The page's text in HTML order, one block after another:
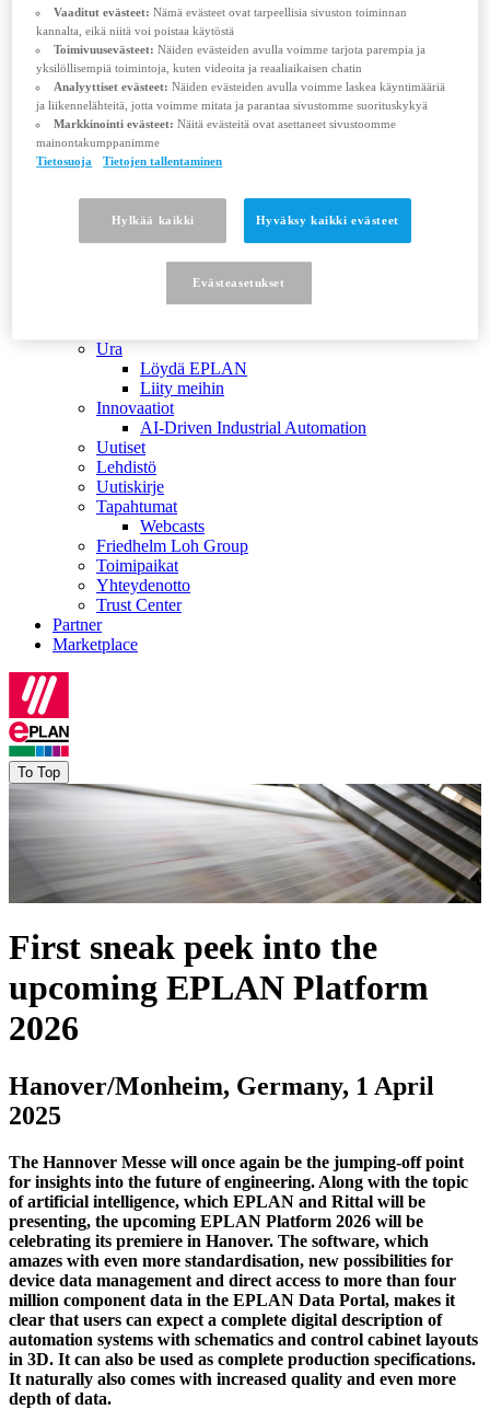
Close
PALVELUT
Konsultointi
Koulutus
EPLAN Certified Engineer
Koulutuskalenteri EPLAN Electric P8
Koulutuskalenteri EPLAN muut tuotteet
Asiakasratkaisut
EPLAN Global Support
Tietoa meistä
Ura
Löydä EPLAN
Liity meihin
Innovaatiot
AI-Driven Industrial Automation
Uutiset
Lehdistö
Uutiskirje
Tapahtumat
Webcasts
Friedhelm Loh Group
Toimipaikat
Yhteydenotto
Trust Center
Partner
Marketplace
To Top
First sneak peek into the
upcoming EPLAN Platform
2026
Hanover/Monheim, Germany, 1 April
2025
The Hannover Messe will once again be the jumping-off point
for insights into the future of engineering. Along with the topic
of artificial intelligence, which EPLAN and Rittal will be
presenting, the upcoming EPLAN Platform 2026 will be
celebrating its premiere in Hanover. The software, which
amazes with even more standardisation, new possibilities for
device data management and direct access to more than four
million component data in the EPLAN Data Portal, makes it
clear that users can expect a complete digital description of
automation systems with schematics and control cabinet layouts
in 3D. It can also be used as complete production specifications.
It naturally also comes with increased quality and even more
depth of data.
Vaaditut evästeet: Nämä evästeet ovat tarpeellisia sivuston toiminnan
kannalta, eikä niitä voi poistaa käytöstä
Toimivuusevästeet: Näiden evästeiden avulla voimme tarjota parempia ja
yksilöllisempiä toimintoja, kuten videoita ja reaaliaikaisen chatin
Analyyttiset evästeet: Näiden evästeiden avulla voimme laskea käyntimääriä
ja liikennelähteitä, jotta voimme mitata ja parantaa sivustomme suorituskykyä
Markkinointi evästeet: Näitä evästeitä ovat asettaneet sivustoomme
mainontakumppanimme
Tietosuoja
Tietojen tallentaminen
Hylkää kaikki Hyväksy kaikki evästeet
Evästeasetukset